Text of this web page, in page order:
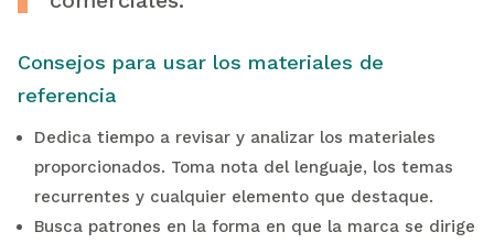
Consejos para usar los materiales de
referencia
Dedica tiempo a revisar y analizar los materiales
proporcionados. Toma nota del lenguaje, los temas
recurrentes y cualquier elemento que destaque.
Busca patrones en la forma en que la marca se dirige